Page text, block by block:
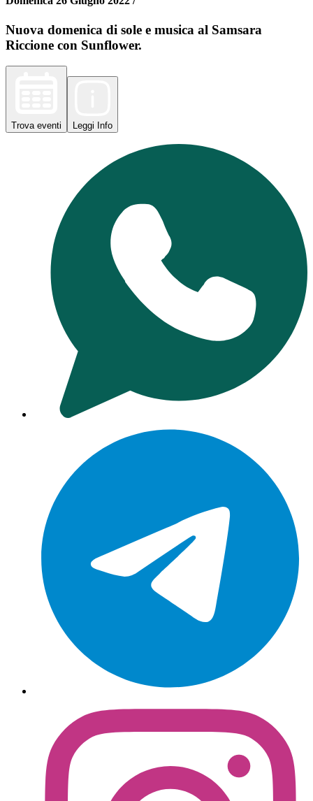
Nuova domenica di sole e musica al Samsara
Riccione con Sunflower.
Trova eventi Leggi Info